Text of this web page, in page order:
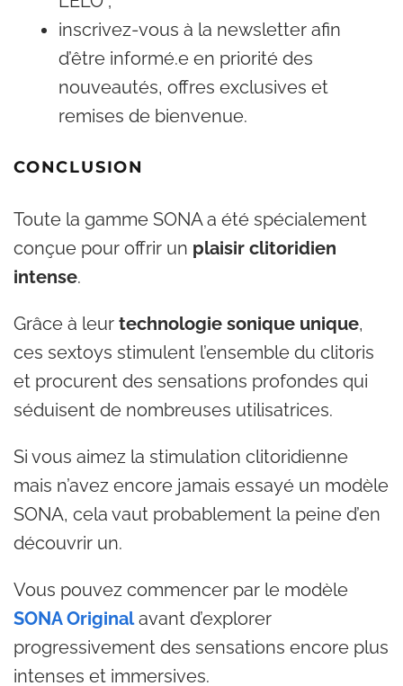
inscrivez-vous à la newsletter afin
d’être informé.e en priorité des
nouveautés, offres exclusives et
remises de bienvenue.
CONCLUSION
Toute la gamme SONA a été spécialement
conçue pour offrir un plaisir clitoridien
intense.
Grâce à leur technologie sonique unique,
ces sextoys stimulent l’ensemble du clitoris
et procurent des sensations profondes qui
séduisent de nombreuses utilisatrices.
Si vous aimez la stimulation clitoridienne
mais n’avez encore jamais essayé un modèle
SONA, cela vaut probablement la peine d’en
découvrir un.
Vous pouvez commencer par le modèle
SONA Originalavant d’explorer
progressivement des sensations encore plus
intenses et immersives.